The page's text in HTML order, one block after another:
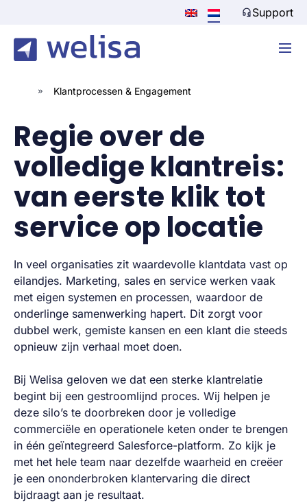
Support
» Klantprocessen & Engagement
Regie over de
volledige klantreis:
van eerste klik tot
service op locatie
In veel organisaties zit waardevolle klantdata vast op
eilandjes. Marketing, sales en service werken vaak
met eigen systemen en processen, waardoor de
onderlinge samenwerking hapert. Dit zorgt voor
dubbel werk, gemiste kansen en een klant die steeds
opnieuw zijn verhaal moet doen.
Bij Welisa geloven we dat een sterke klantrelatie
begint bij een gestroomlijnd proces. Wij helpen je
deze silo’s te doorbreken door je volledige
commerciële en operationele keten onder te brengen
in één geïntegreerd Salesforce-platform. Zo kijk je
met het hele team naar dezelfde waarheid en creëer
je een ononderbroken klantervaring die direct
bijdraagt aan je resultaat.